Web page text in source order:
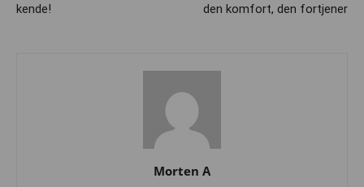
kende!
den komfort, den fortjener
Morten A